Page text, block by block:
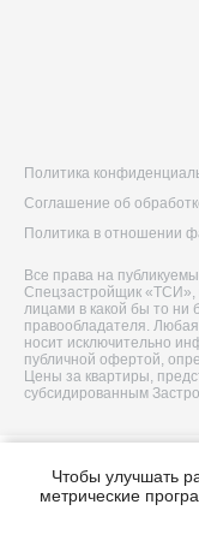
Политика
Соглашение об
Политика в отношении
Все права на
Спецзастройщик «ТСИ»,
лицами в какой бы то
правообладателя.
носит исключительно
публичной офертой,
Цены за квартиры,
субсидированным
Построено в
Чтобы улучшать
метрические